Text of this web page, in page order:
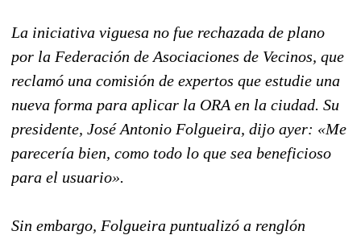
La iniciativa viguesa no fue rechazada de plano
por la Federación de Asociaciones de Vecinos, que
reclamó una comisión de expertos que estudie una
nueva forma para aplicar la ORA en la ciudad. Su
presidente, José Antonio Folgueira, dijo ayer: «Me
parecería bien, como todo lo que sea beneficioso
para el usuario».
Sin embargo, Folgueira puntualizó a renglón